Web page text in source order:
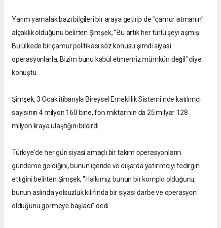
Yarım yamalak bazı bilgileri bir araya getirip de "çamur atmanın"
alçaklık olduğunu belirten Şimşek, "Bu artık her türlü şeyi aşmış.
Bu ülkede bir çamur politikası söz konusu şimdi siyasi
operasyonlarla. Bizim bunu kabul etmemiz mümkün değil" diye
konuştu.
Şimşek, 3 Ocak itibarıyla Bireysel Emeklilik Sistemi'nde katılımcı
sayısının 4 milyon 160 bine, fon miktarının da 25 milyar 128
milyon liraya ulaştığını bildirdi.
Türkiye'de her gün siyasi amaçlı bir takım operasyonların
gündeme geldiğini, bunun içeride ve dışarda yatırımcıyı tedirgin
ettiğini belirten Şimşek, "Halkımız bunun bir komplo olduğunu,
bunun aslında yolsuzluk kılıfında bir siyasi darbe ve operasyon
olduğunu görmeye başladı" dedi.